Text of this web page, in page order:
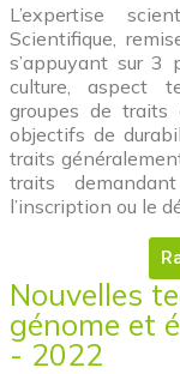
L’expertise
Scientifique,
s’appuyant sur 3
culture, aspect
groupes de traits
objectifs de
traits
traits
l’inscription ou le
Nouvelles
génome et
- 2022